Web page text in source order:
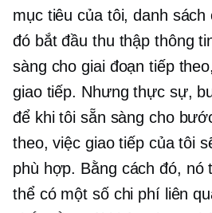
mục tiêu của tôi, danh
đó bắt đầu thu thập thông
sàng cho giai đoạn tiếp
giao tiếp. Nhưng thực sự,
để khi tôi sẵn sàng cho
theo, việc giao tiếp của tôi
phù hợp. Bằng cách đó, nó
thể có một số chi phí liên